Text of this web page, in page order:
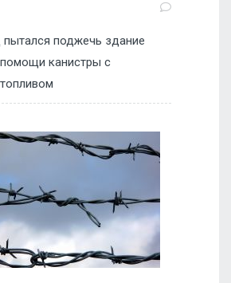
пытался поджечь здание
канистры с